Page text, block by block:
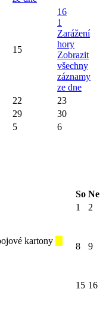
15
16
1
Zarážení
hory
Zobrazit
všechny
záznamy
ze dne
22
23
29
30
5 6
So Ne
1 2
kartony
8 9
15 16